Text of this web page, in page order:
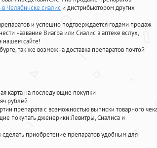
в Челябинске сиалис и дистрибьютором других
и успешно подтверждается годами продаж
название Виагра или Сиалис в аптеке вслух,
нашем сайте!
так же возможна доставка препаратов почтой
карта на последующие покупки
рублей
препарата с возможностью выписки товарного
покупать дженерики Левитры, Сиалиса и
приобретение препаратов удобным для